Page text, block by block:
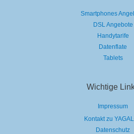
Smartphones
DSL Angebote
Handytarife
Datenflate
Tablets
Wichtige
Impressum
Kontakt zu
Datenschutz